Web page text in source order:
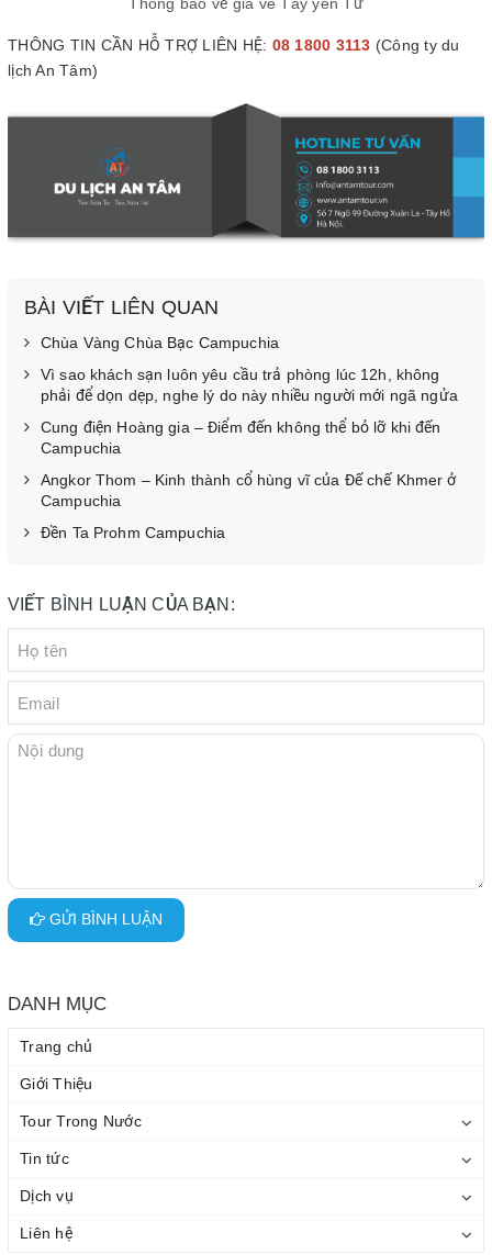
Thông báo về giá vé Tây yên Tử
THÔNG TIN CẦN HỖ TRỢ LIÊN HỆ: 08 1800 3113 (Công ty du
lịch An Tâm)
BÀI VIẾT LIÊN QUAN
Chùa Vàng Chùa Bạc Campuchia
Vì sao khách sạn luôn yêu cầu trả phòng lúc 12h, không
phải để dọn dẹp, nghe lý do này nhiều người mới ngã ngửa
Cung điện Hoàng gia – Điểm đến không thể bỏ lỡ khi đến
Campuchia
Angkor Thom – Kinh thành cổ hùng vĩ của Đế chế Khmer ở
Campuchia
Đền Ta Prohm Campuchia
VIẾT BÌNH LUẬN CỦA BẠN:
GỬI BÌNH LUẬN
DANH MỤC
Trang chủ
Giới Thiệu
Tour Trong Nước
Tin tức
Dịch vụ
Liên hệ